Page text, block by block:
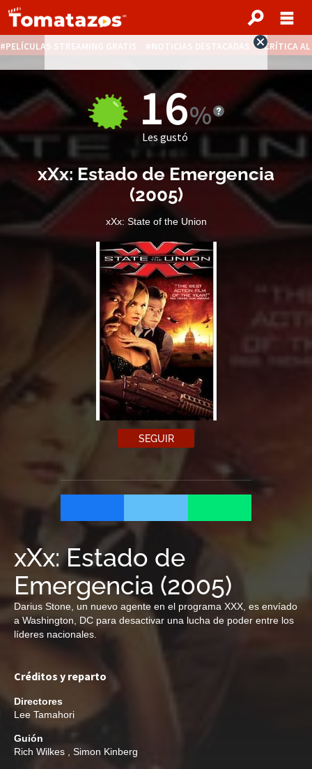
PELÍCULAS STREAMING GRATIS CRÍTICA
16
Les gustó
xXx: Estado de Emergencia
(2005)
xXx: State of the Union
SEGUIR
xXx: Estado de
Emergencia (2005)
Darius Stone, un nuevo agente en el programa XXX, es envíado
a Washington, DC para desactivar una lucha de poder entre los
líderes nacionales.
Créditos y reparto
Directores
Lee Tamahori
Guión
Rich Wilkes
Simon Kinberg